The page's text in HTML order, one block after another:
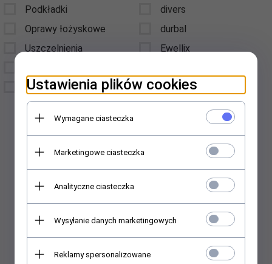
Podkładki
Oprawy łożyskowe
Uszczelnienia
Inne
divers
durbal
Ewellix
fluro
jtekt-koyo
Koyo
Ustawienia plików cookies
Wymagane ciasteczka
Marketingowe ciasteczka
Analityczne ciasteczka
Wysyłanie danych marketingowych
Reklamy spersonalizowane